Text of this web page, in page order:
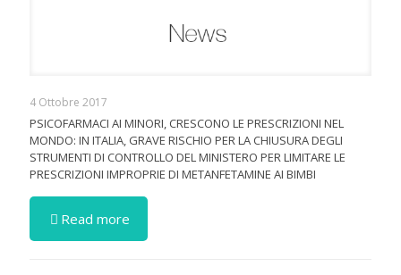
4 Ottobre 2017
PSICOFARMACI AI MINORI, CRESCONO LE PRESCRIZIONI NEL
MONDO: IN ITALIA, GRAVE RISCHIO PER LA CHIUSURA DEGLI
STRUMENTI DI CONTROLLO DEL MINISTERO PER LIMITARE LE
PRESCRIZIONI IMPROPRIE DI METANFETAMINE AI BIMBI
Read more